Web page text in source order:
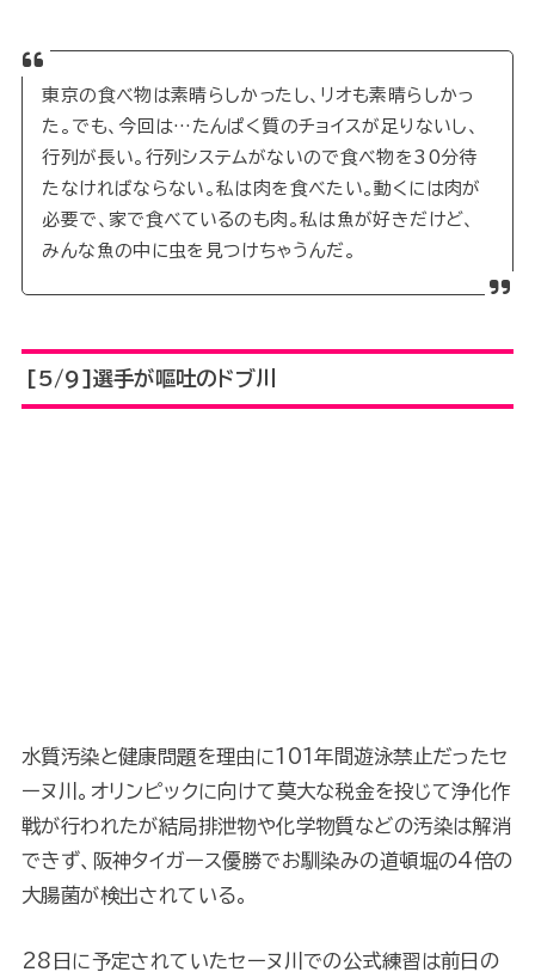
東京の食べ物は素晴らしかったし、リオも素晴らしかっ
た。でも、今回は…たんぱく質のチョイスが足りないし、
行列が長い。行列システムがないので食べ物を30分待
たなければならない。私は肉を食べたい。動くには肉が
必要で、家で食べているのも肉。私は魚が好きだけど、
みんな魚の中に虫を見つけちゃうんだ。
[5/9]選手が嘔吐のドブ川
水質汚染と健康問題を理由に101年間遊泳禁止だったセ
ーヌ川。オリンピックに向けて莫大な税金を投じて浄化作
戦が行われたが結局排泄物や化学物質などの汚染は解消
できず、阪神タイガース優勝でお馴染みの道頓堀の4倍の
大腸菌が検出されている。
28日に予定されていたセーヌ川での公式練習は前日の